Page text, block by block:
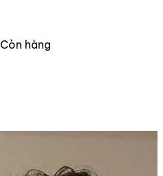
Còn hàng